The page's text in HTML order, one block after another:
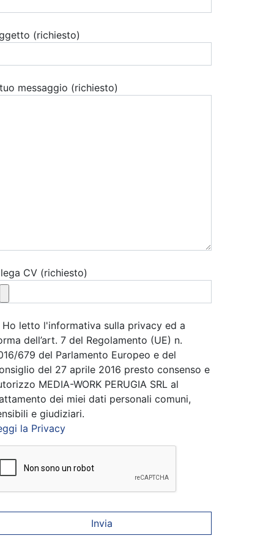
(richiesto)
messaggio (richiesto)
CV (richiesto)
Ho letto l'informativa sulla privacy ed a
dell’art. 7 del Regolamento (UE) n.
679 del Parlamento Europeo e del
del 27 aprile 2016 presto consenso e
MEDIA-WORK PERUGIA SRL al
dei miei dati personali comuni,
e giudiziari.
la Privacy